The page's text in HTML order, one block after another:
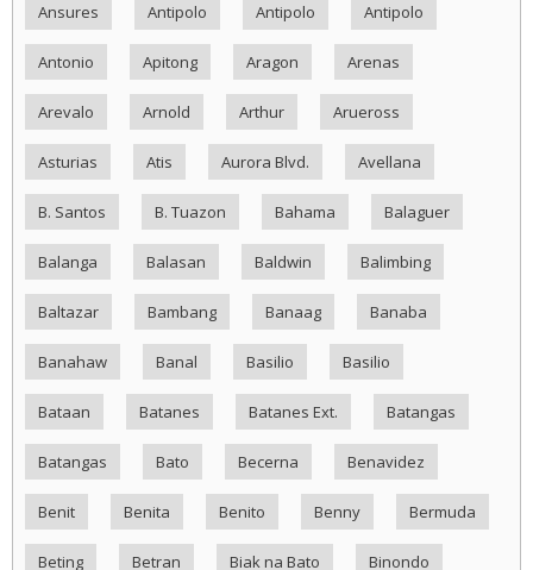
Ansures Antipolo Antipolo Antipolo
Antonio Apitong Aragon Arenas
Arevalo Arnold Arthur Arueross
Asturias Atis Aurora Blvd. Avellana
B. Santos B. Tuazon Bahama Balaguer
Balanga Balasan Baldwin Balimbing
Baltazar Bambang Banaag Banaba
Banahaw Banal Basilio Basilio
Bataan Batanes Batanes Ext. Batangas
Batangas Bato Becerna Benavidez
Benit Benita Benito Benny Bermuda
Beting Betran Biak na Bato Binondo